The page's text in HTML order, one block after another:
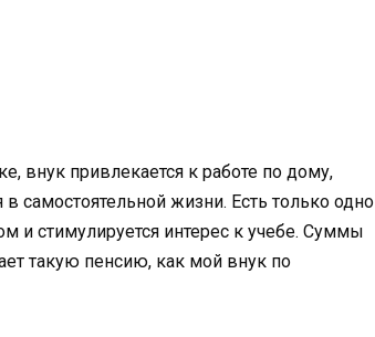
внук привлекается к работе по дому,
самостоятельной жизни. Есть только одно
и стимулируется интерес к учебе. Суммы
такую пенсию, как мой внук по